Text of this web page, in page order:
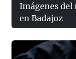
Imágenes del
en Badajoz